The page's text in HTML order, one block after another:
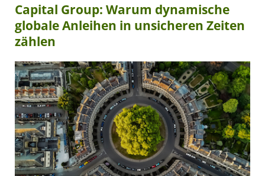
Capital Group: Warum dynamische
globale Anleihen in unsicheren Zeiten
zählen